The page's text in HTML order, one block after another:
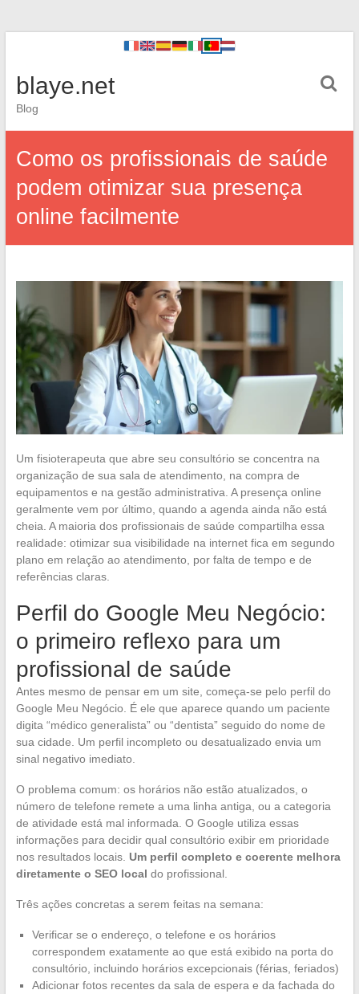
blaye.net
Blog
Como os profissionais de saúde
podem otimizar sua presença
online facilmente
Um fisioterapeuta que abre seu consultório se concentra na
organização de sua sala de atendimento, na compra de
equipamentos e na gestão administrativa. A presença online
geralmente vem por último, quando a agenda ainda não está
cheia. A maioria dos profissionais de saúde compartilha essa
realidade: otimizar sua visibilidade na internet fica em segundo
plano em relação ao atendimento, por falta de tempo e de
referências claras.
Perfil do Google Meu Negócio:
o primeiro reflexo para um
profissional de saúde
Antes mesmo de pensar em um site, começa-se pelo perfil do
Google Meu Negócio. É ele que aparece quando um paciente
digita “médico generalista” ou “dentista” seguido do nome de
sua cidade. Um perfil incompleto ou desatualizado envia um
sinal negativo imediato.
O problema comum: os horários não estão atualizados, o
número de telefone remete a uma linha antiga, ou a categoria
de atividade está mal informada. O Google utiliza essas
informações para decidir qual consultório exibir em prioridade
nos resultados locais. Um perfil completo e coerente melhora
diretamente o SEO local do profissional.
Três ações concretas a serem feitas na semana:
Verificar se o endereço, o telefone e os horários
correspondem exatamente ao que está exibido na porta do
consultório, incluindo horários excepcionais (férias, feriados)
Adicionar fotos recentes da sala de espera e da fachada do